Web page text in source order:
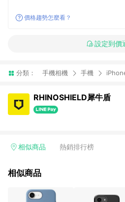
價格趨勢怎麼看？
設定到價
分類： 手機相機 手機
RHINOSHIELD犀牛盾
相似商品 熱銷排行榜
相似商品